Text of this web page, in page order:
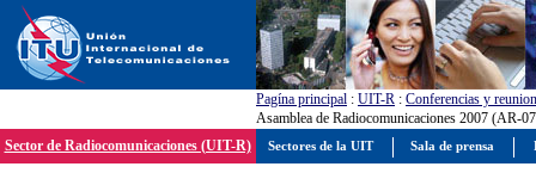
Pagína principal : UIT-R : Conferencias y
Asamblea de Radiocomunicaciones 2007 (AR-
Sector de Radiocomunicaciones (UIT-R)
Sectores de la UIT Sala de prensa